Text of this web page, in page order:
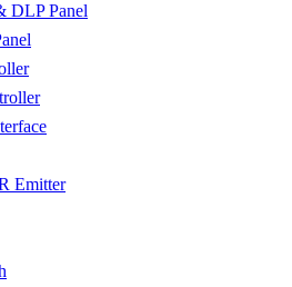
DLP Panel
Emitter